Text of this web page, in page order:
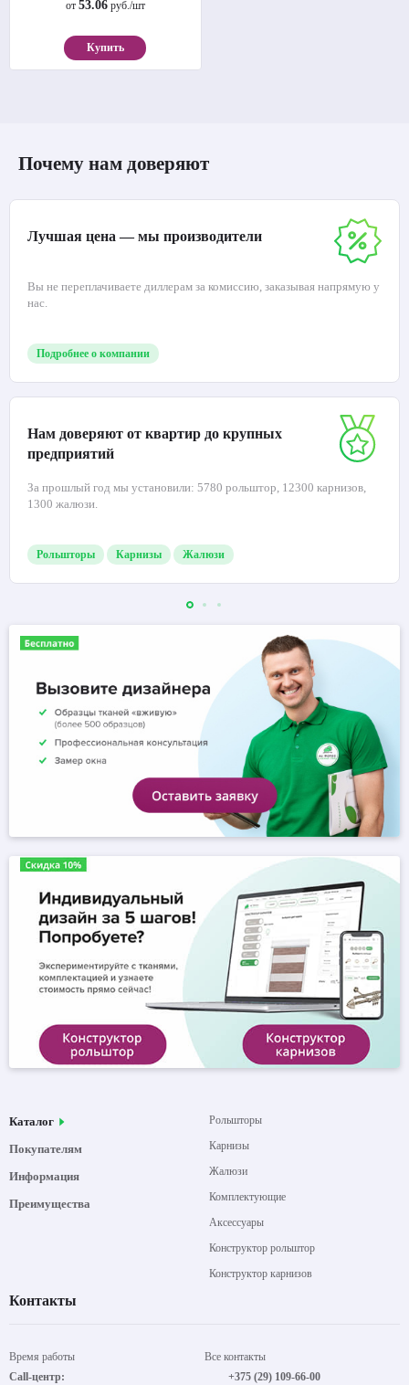
от 53.06руб./шт
Купить
Почему нам доверяют
Лучшая цена — мы производители
Вы не переплачиваете диллерам за комиссию, заказывая напрямую у
нас.
Подробнее о компании
Нам доверяют от квартир до крупных
предприятий
За прошлый год мы установили: 5780 рольштор, 12300 карнизов,
1300 жалюзи.
Рольшторы Карнизы Жалюзи
Каталог
Покупателям
Информация
Преимущества
Рольшторы
Карнизы
Жалюзи
Комплектующие
Аксессуары
Конструктор рольштор
Конструктор карнизов
Контакты
Время работы
Call-центр:
Все контакты
+375 (29) 109-66-00